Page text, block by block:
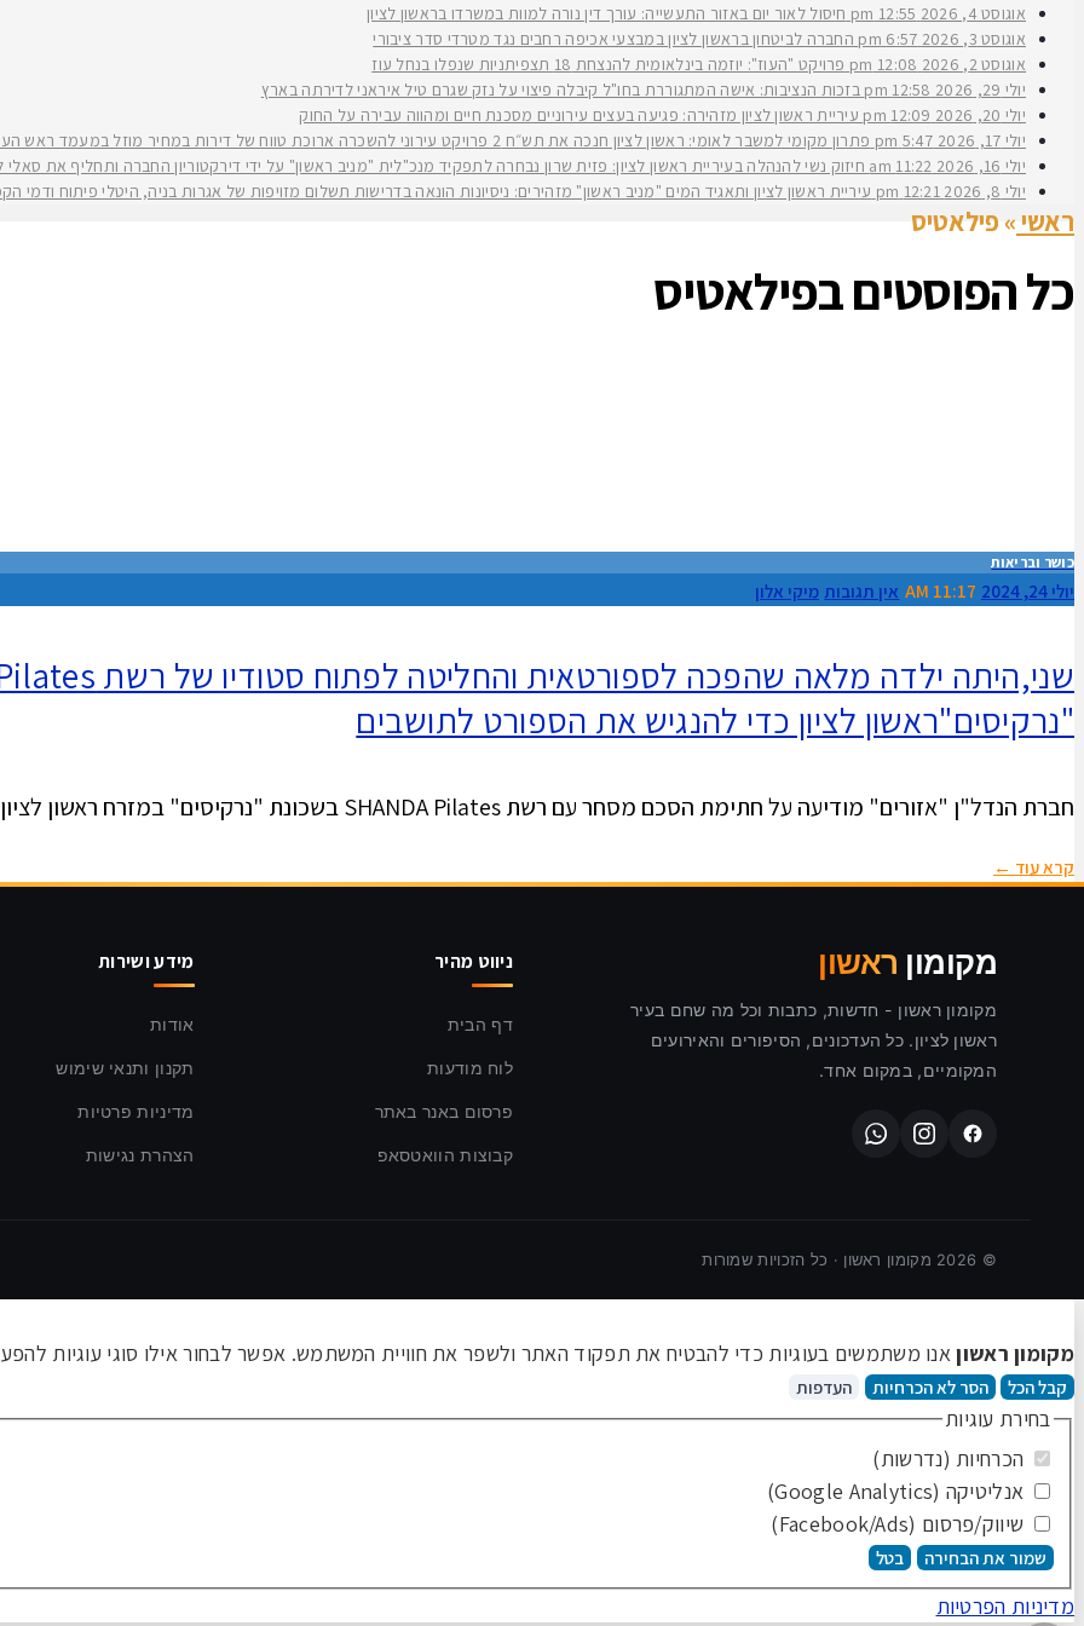
אוגוסט 4, 2026
12:55 pm
חיסול לאור יום באזור התעשייה: עורך דין נורה למוות במשרדו בראשון לציון
אוגוסט 3, 2026
6:57 pm
החברה לביטחון בראשון לציון במבצעי אכיפה רחבים נגד מטרדי סדר ציבורי
אוגוסט 2, 2026
12:08 pm
פרויקט "העוז": יוזמה בינלאומית להנצחת 18 תצפיתניות שנפלו בנחל עוז
יולי 29, 2026
12:58 pm
בזכות הנציבות: אישה המתגוררת בחו"ל קיבלה פיצוי על נזק שגרם טיל איראני לדירתה בארץ
יולי 20, 2026
12:09 pm
עיריית ראשון לציון מזהירה: פגיעה בעצים עירוניים מסכנת חיים ומהווה עבירה על החוק
יולי 17, 2026
5:47 pm
פתרון מקומי למשבר לאומי: ראשון לציון חנכה את תש״ח 2 פרויקט עירוני להשכרה ארוכת טווח של דירות במחיר מוזל במעמד ראש העירייה רז קינסטליך
יולי 16, 2026
11:22 am
חיזוק נשי להנהלה בעיריית ראשון לציון: פזית שרון נבחרה לתפקיד מנכ"לית "מניב ראשון" על ידי דירקטוריון החברה ותחליף את סאלי לוי שפורשת
יולי 8, 2026
12:21 pm עיריית ראשון לציון ותאגיד המים "מניב ראשון" מזהירים: ניסיונות הונאה בדרישות תשלום מזויפות של אגרות בניה, היטלי פיתוח
ראשי» פילאטיס
כל הפוסטים בפילאטיס
כושר ובריאות
יולי 24, 2024 11:17 AM אין תגובות מיקי אלון
"נרקיסים"ראשון לציון כדי להנגיש את הספורט לתושבים
חברת הנדל"ן "אזורים" מודיעה על חתימת הסכם מסחר עם רשת SHANDA Pilates בשכונת "נרקיסים" במזרח ראשון לציון, שטח הסטודיו יעמוד
קרא עוד ←
מקומון ראשון
מקומון ראשון - חדשות, כתבות וכל מה שחם בעיר
ראשון לציון. כל העדכונים, הסיפורים והאירועים
המקומיים, במקום אחד.
ניווט מהיר
דף הבית
לוח מודעות
פרסום באנר באתר
קבוצות הוואטסאפ
מידע ושירות
אודות
תקנון ותנאי שימוש
מדיניות פרטיות
הצהרת נגישות
©
2026 מקומון ראשון · כל הזכויות שמורות
מקומון ראשוןאנו משתמשים בעוגיות כדי להבטיח את תפקוד האתר ולשפר את חוויית המשתמש. אפשר לבחור אילו סוגי עוגיות
קבל הכל הסר לא הכרחיות העדפות
בחירת עוגיות
הכרחיות (נדרשות)
אנליטיקה (Google Analytics)
שיווק/פרסום (Facebook/Ads)
שמור את הבחירה בטל
מדיניות הפרטיות